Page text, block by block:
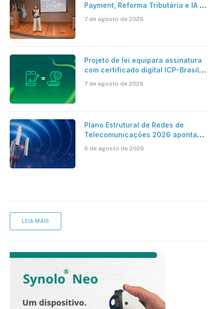
Payment, Reforma Tributária e IA no
7 de agosto de 2026
Projeto de lei equipara assinatura
com certificado digital ICP-Brasil
cartório
7 de agosto de 2026
Plano Estrutural de Redes de
Telecomunicações 2026 aponta
mantém desafio
6 de agosto de 2026
LEIA MAIS